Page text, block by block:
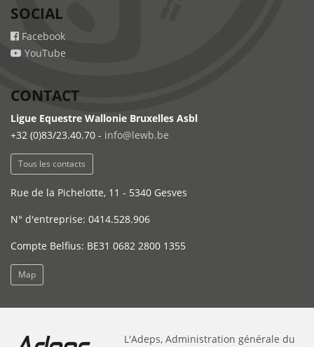
SOCIAL
Facebook
YouTube
CONTACT
Ligue Equestre Wallonie Bruxelles Asbl
+32 (0)83/23.40.70 - info@lewb.be
Tous les contacts
Rue de la Pichelotte, 11 - 5340 Gesves
N° d'entreprise: 0414.528.906
Compte Belfius: BE31 0682 2800 1355
Map
L'Adeps, Administration générale du